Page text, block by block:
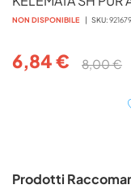
NON DISPONIBILE SKU
6,84 € 8,00 €
della
immagini
Prodotti